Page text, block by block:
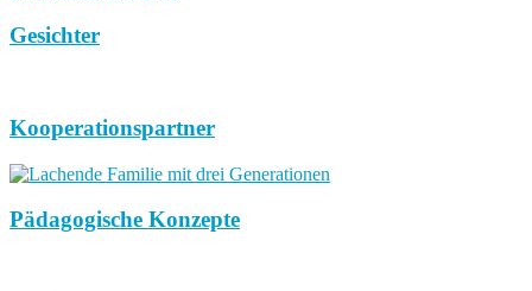
Gesichter
Kooperationspartner
Pädagogische Konzepte